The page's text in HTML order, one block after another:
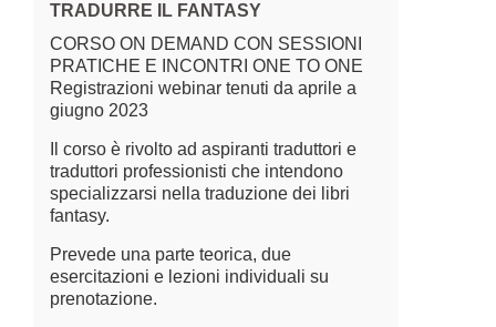
TRADURRE IL FANTASY
CORSO ON DEMAND CON SESSIONI
PRATICHE E INCONTRI ONE TO ONE
Registrazioni webinar tenuti da aprile a
giugno 2023
Il corso è rivolto ad aspiranti traduttori e
traduttori professionisti che intendono
specializzarsi nella traduzione dei libri
fantasy.
Prevede una parte teorica, due
esercitazioni e lezioni individuali su
prenotazione.